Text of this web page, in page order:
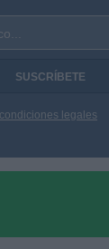
condiciones legales